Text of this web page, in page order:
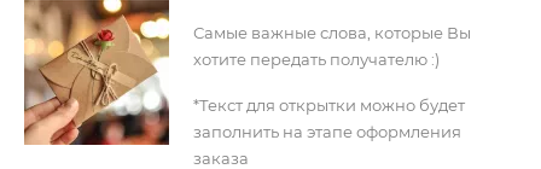
Самые важные слова, которые Вы
хотите передать получателю :)
*Текст для открытки можно будет
заполнить на этапе оформления
заказа